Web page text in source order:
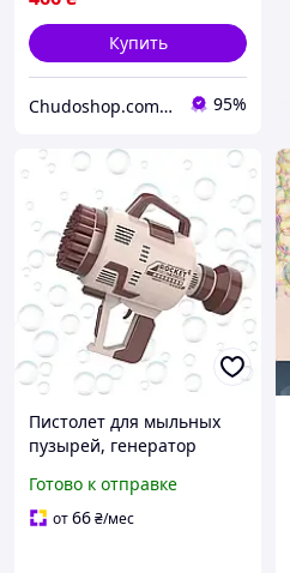
Купить
Chudoshop.com.ua 95%
Пистолет для мыльных
пузырей, генератор
аккумуляторе, мыльные
пузыри для детей,
Готово к отправке
от66₴/мес